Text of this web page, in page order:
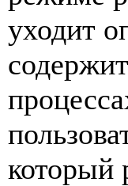
уходит
который